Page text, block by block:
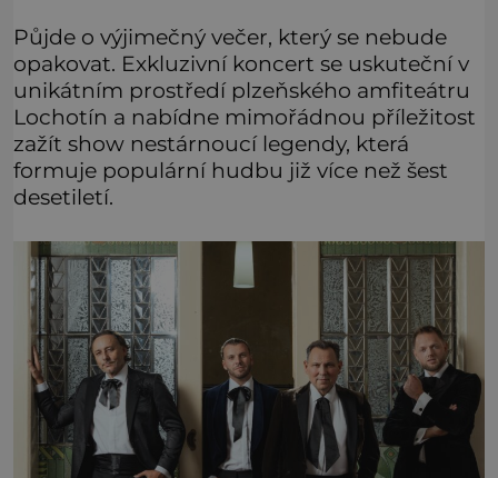
Půjde o výjimečný večer, který se nebude
opakovat. Exkluzivní koncert se uskuteční v
unikátním prostředí plzeňského amfiteátru
Lochotín a nabídne mimořádnou příležitost
zažít show nestárnoucí legendy, která
formuje populární hudbu již více než šest
desetiletí.